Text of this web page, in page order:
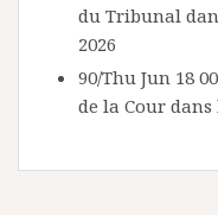
du Tribunal
2026
90/Thu Jun 18
de la Cour dans